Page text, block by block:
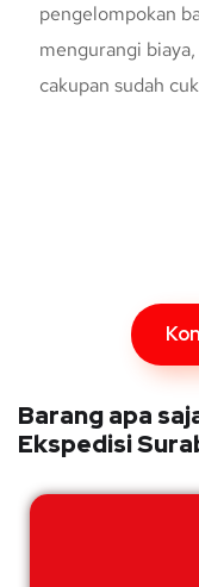
pengelompokan
mengurangi
cakupan sudah
Barang apa
Ekspedisi